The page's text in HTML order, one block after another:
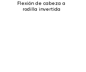
Flexión de cabeza a
rodilla invertida